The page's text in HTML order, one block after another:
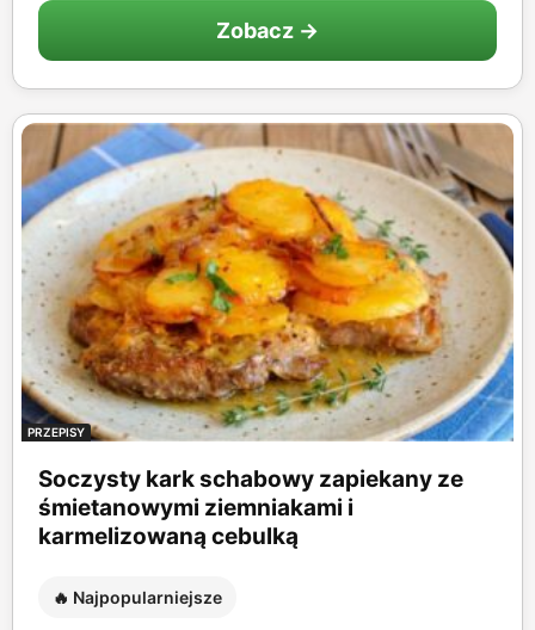
Zobacz →
PRZEPISY
Soczysty kark schabowy zapiekany ze
śmietanowymi ziemniakami i
karmelizowaną cebulką
🔥 Najpopularniejsze